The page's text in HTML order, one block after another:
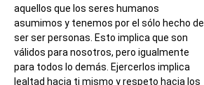
aquellos que los seres humanos
asumimos y tenemos por el sólo hecho de
ser ser personas. Esto implica que son
válidos para nosotros, pero igualmente
para todos lo demás. Ejercerlos implica
lealtad hacia ti mismo y respeto hacia los